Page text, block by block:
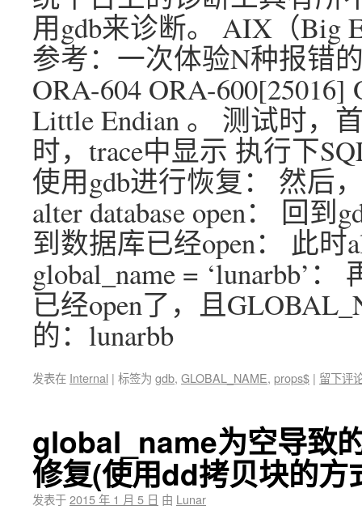
用gdb来诊断。 AIX（Big
参考：一次体验N种报错
ORA-604 ORA-
Little Endian 。 测试时，
时，trace中显示 执行下
使用gdb进行恢复： 然后
alter database open： 回
到数据库已经open： 此
global_name = ‘lunarbb’
已经open了，且
的：lunarbb
发表在 Internal | 标签为 gdb, GLOBAL_NAME, props$ | 留下评
global_name为空导致
修复(使用dd拷贝块的方
发表于2015 年 1 月 5 日 由 Lunar